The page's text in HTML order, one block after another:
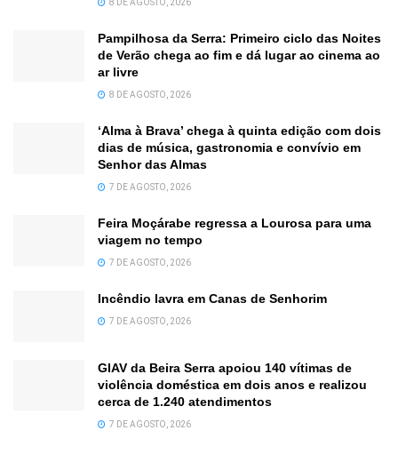
8 DE AGOSTO, 2026
Pampilhosa da Serra: Primeiro ciclo das Noites
de Verão chega ao fim e dá lugar ao cinema ao
ar livre
8 DE AGOSTO, 2026
‘Alma à Brava’ chega à quinta edição com dois
dias de música, gastronomia e convívio em
Senhor das Almas
7 DE AGOSTO, 2026
Feira Moçárabe regressa a Lourosa para uma
viagem no tempo
7 DE AGOSTO, 2026
Incêndio lavra em Canas de Senhorim
7 DE AGOSTO, 2026
GIAV da Beira Serra apoiou 140 vítimas de
violência doméstica em dois anos e realizou
cerca de 1.240 atendimentos
7 DE AGOSTO, 2026